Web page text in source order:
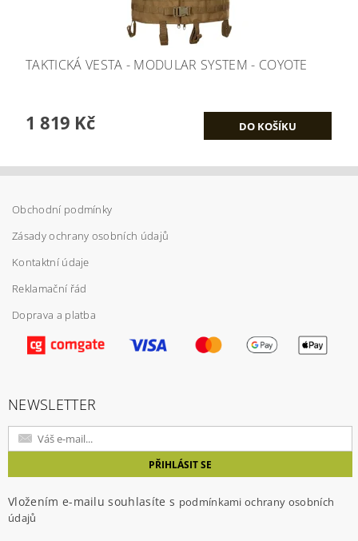
TAKTICKÁ VESTA - MODULAR SYSTEM - COYOTE
1 819 Kč
Obchodní podmínky
Zásady ochrany osobních údajů
Kontaktní údaje
Reklamační řád
Doprava a platba
NEWSLETTER
Vložením e-mailu souhlasíte s podmínkami ochrany osobních
údajů